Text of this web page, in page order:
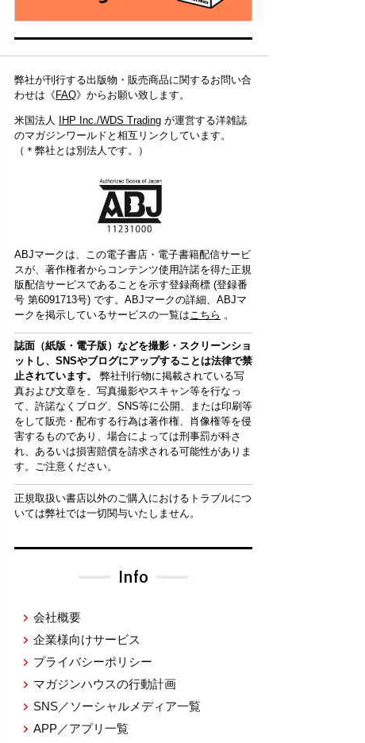
弊社が刊行する出版物・販売商品に関するお問い合
わせは《 FAQ》からお願い致します。
米国法人 IHP Inc./WDS Trading が運営する洋雑誌
のマガジンワールドと相互リンクしています。
（＊弊社とは別法人です。）
ABJマークは、この電子書店・電子書籍配信サービ
スが、著作権者からコンテンツ使用許諾を得た正規
版配信サービスであることを示す登録商標 (登録番
号 第6091713号) です。ABJマークの詳細、ABJマ
ークを掲示しているサービスの一覧は こちら 。
誌面（紙版・電子版）などを撮影・スクリーンショ
ットし、SNSやブログにアップすることは法律で禁
止されています。
弊社刊行物に掲載されている写
真および文章を、写真撮影やスキャン等を行なっ
て、許諾なくブログ、SNS等に公開、または印刷等
をして販売・配布する行為は著作権、肖像権等を侵
害するものであり、場合によっては刑事罰が科さ
れ、あるいは損害賠償を請求される可能性がありま
す。ご注意ください。
正規取扱い書店以外のご購入におけるトラブルにつ
いては弊社では一切関与いたしません。
Info
会社概要
企業様向けサービス
プライバシーポリシー
マガジンハウスの行動計画
SNS／ソーシャルメディア一覧
APP／アプリ一覧